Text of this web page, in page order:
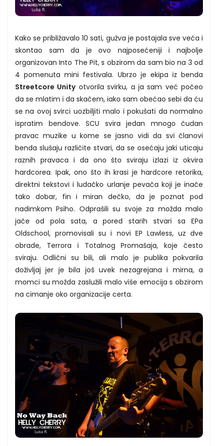
Kako se približavalo 10 sati, gužva je postajala sve veća i
skontao sam da je ovo najposećeniji i najbolje
organizovan Into The Pit, s obzirom da sam bio na 3 od
4 pomenuta mini festivala. Ubrzo je ekipa iz benda
Streetcore Unityotvorila svirku, a ja sam već počeo
da se mlatim i da skačem, iako sam obećao sebi da ću
se na ovoj svirci uozbiljiti malo i pokušati da normalno
ispratim bendove. SCU svira jedan mnogo čudan
pravac muzike u kome se jasno vidi da svi članovi
benda slušaju različite stvari, da se osećaju jaki uticaju
raznih pravaca i da ono što sviraju izlazi iz okvira
hardcorea. Ipak, ono što ih krasi je hardcore retorika,
direktni tekstovi i ludačko urlanje pevača koji je inače
tako dobar, fin i miran dečko, da je poznat pod
nadimkom Psiho. Odprašili su svoje za možda malo
jače od pola sata, a pored starih stvari sa EPa
Oldschool, promovisali su i novi EP Lawless, uz dve
obrade, Terrora i Totalnog Promašaja, koje često
sviraju. Odlični su bili, ali malo je publika pokvarila
doživljaj jer je bila još uvek nezagrejana i mirna, a
momci su možda zaslužili malo više emocija s obzirom
na cimanje oko organizacije certa.